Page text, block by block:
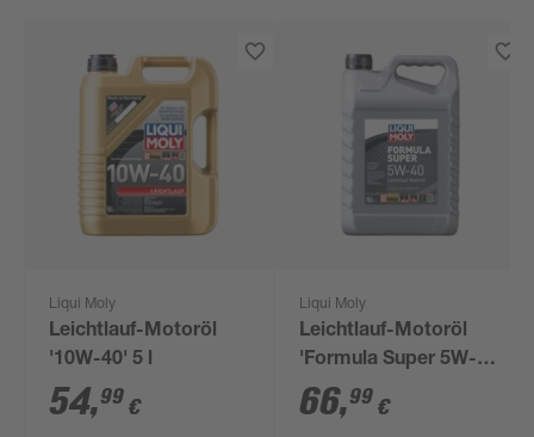
Liqui Moly
Leichtlauf-Motoröl
'10W-40' 5 l
54,99 €
Liqui Moly
Leichtlauf-Motoröl
'Formula Super 5W-
40' 5 l
66,99 €